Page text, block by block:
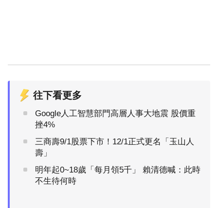
往下看更多
Google人工智慧部門高層人事大地震 股價重
挫4%
三商壽9/1股票下市！12/1正式更名「玉山人
壽」
明年起0~18歲「每月領5千」 賴清德喊：此時
不生待何時